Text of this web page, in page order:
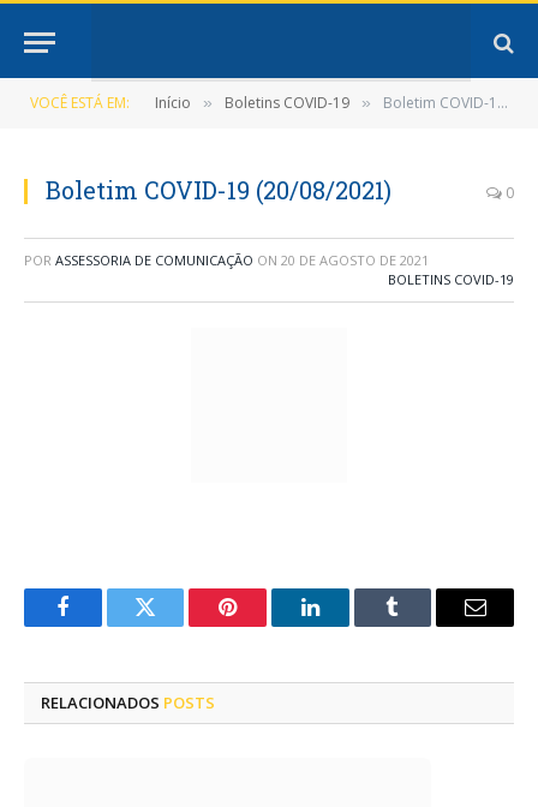
VOCÊ ESTÁ EM: Início » Boletins COVID-19 » Boletim COVID-19 (20/08/2021)
Boletim COVID-19 (20/08/2021) 0
POR ASSESSORIA DE COMUNICAÇÃO ON 20 DE AGOSTO DE 2021
BOLETINS COVID-19
FacebookTwitter Pinterest LinkedInTumblr
E-
RELACIONADOS POSTS